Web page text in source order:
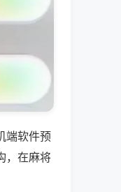
端软件预
，在麻将